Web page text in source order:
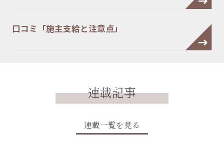
口コミ「施主支給と注意点」
連載記事
連載一覧を見る